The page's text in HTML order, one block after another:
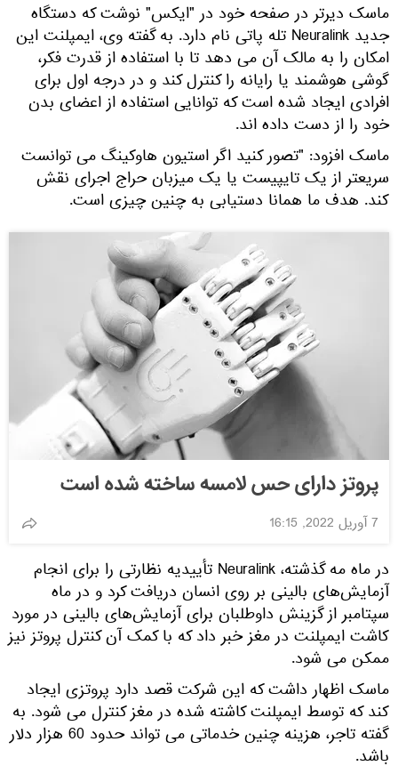
ماسک دیرتر در صفحه خود در "ایکس" نوشت که دستگاه
جدید Neuralink تله پاتی نام دارد. به گفته وی، ایمپلنت این
امکان را به مالک آن می دهد تا با استفاده از قدرت فکر،
گوشی هوشمند یا رایانه را کنترل کند و در درجه اول برای
افرادی ایجاد شده است که توانایی استفاده از اعضای بدن
خود را از دست داده اند.
ماسک افزود: "تصور کنید اگر استیون هاوکینگ می توانست
سریعتر از یک تایپیست یا یک میزبان حراج اجرای نقش
کند. هدف ما همانا دستیابی به چنین چیزی است.
پروتز دارای حس لامسه ساخته شده است
7 آوریل 2022, 16:15
در ماه مه گذشته، Neuralink تأییدیه نظارتی را برای انجام
آزمایش‌های بالینی بر روی انسان دریافت کرد و در ماه
سپتامبر از گزینش داوطلبان برای آزمایش‌های بالینی در مورد
کاشت ایمپلنت در مغز خبر داد که با کمک آن کنترل پروتز نیز
ممکن می شود.
ماسک اظهار داشت که این شرکت قصد دارد پروتزی ایجاد
کند که توسط ایمپلنت کاشته شده در مغز کنترل می شود. به
گفته تاجر، هزینه چنین خدماتی می تواند حدود 60 هزار دلار
باشد.